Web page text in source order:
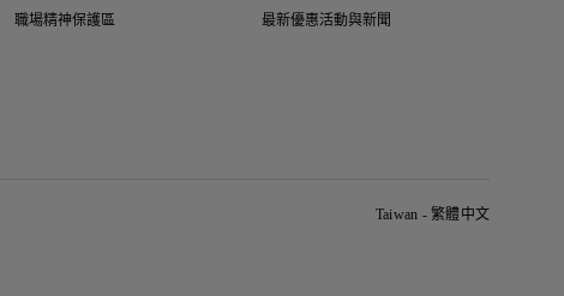
職場精神保護區
最新優惠活動與新聞
Taiwan - 繁體中文